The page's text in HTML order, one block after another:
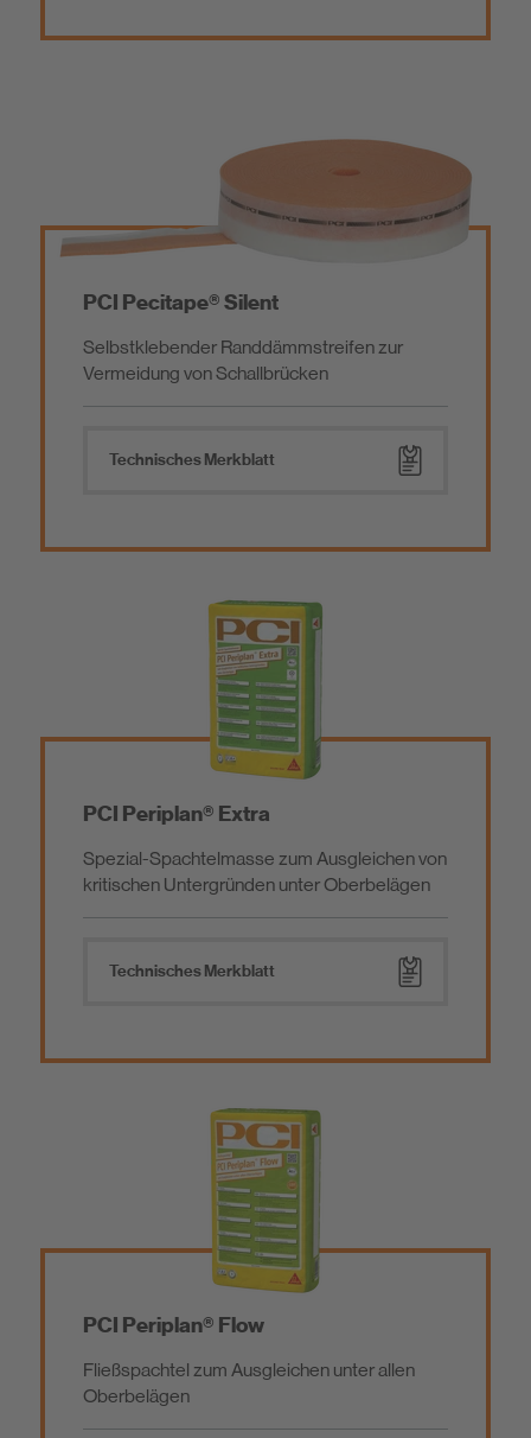
PCI Pecitape® Silent
Selbstklebender Randdämmstreifen zur
Vermeidung von Schallbrücken
Technisches Merkblatt
PCI Periplan® Extra
Spezial-Spachtelmasse zum Ausgleichen von
kritischen Untergründen unter Oberbelägen
Technisches Merkblatt
PCI Periplan® Flow
Fließspachtel zum Ausgleichen unter allen
Oberbelägen